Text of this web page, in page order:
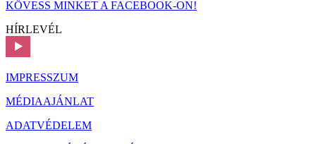
KÖVESS MINKET A FACEBOOK-ON!
HÍRLEVÉL
IMPRESSZUM
MÉDIAAJÁNLAT
ADATVÉDELEM